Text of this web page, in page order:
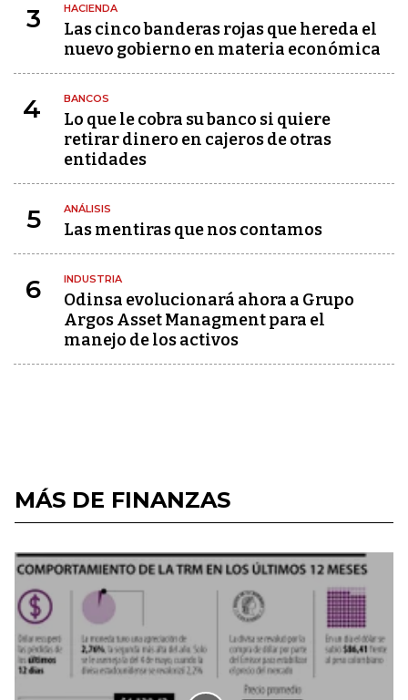
3 HACIENDA
Las cinco banderas rojas que hereda el
nuevo gobierno en materia económica
4 BANCOS
Lo que le cobra su banco si quiere
retirar dinero en cajeros de otras
entidades
5 ANÁLISIS
Las mentiras que nos contamos
6 INDUSTRIA
Odinsa evolucionará ahora a Grupo
Argos Asset Managment para el
manejo de los activos
MÁS DE FINANZAS